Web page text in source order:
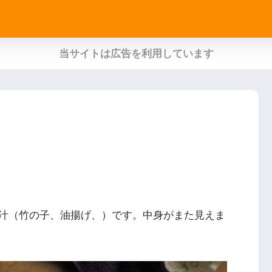
当サイトは広告を利用しています
（竹の子、油揚げ、）です。中身がまた見えま